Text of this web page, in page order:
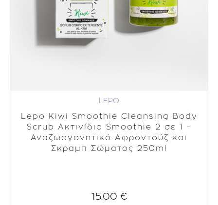
LEPO
Lepo Kiwi Smoothie Cleansing Body
Scrub Ακτινίδιο Smoothie 2 σε 1 -
Αναζωογονητικό Αφροντούζ και
Σκραμπ Σώματος 250ml
15.00 €